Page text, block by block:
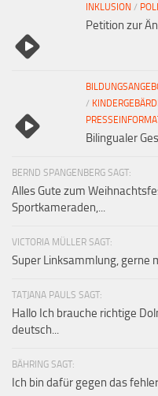
INKLUSION /
Petition zur
/
Bilingualer
BERND SPANGENBERG SAGT:
Alles Gute zum
Sportkameraden,...
VICTORIA MÜLLER SAGT:
Super Linksammlung, gerne
TATJANA PAULS SAGT:
Hallo Ich brauche richtige
deutsch...
BÄHRING SAGT:
Ich bin dafür gegen das